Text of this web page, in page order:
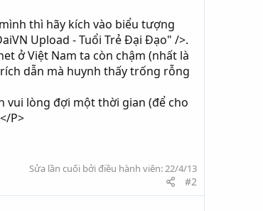
thì hãy kích vào biểu tượng
Upload - Tuổi Trẻ Đại Đạo" />.
ở Việt Nam ta còn chậm (nhất là
dẫn mà huynh thấy trống rỗng
lòng đợi một thời gian (để cho
P>
Sửa lần cuối bởi điều hành viên: 22/4/13
#2